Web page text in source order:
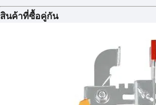
สินค้าที่ซื้อคู่กัน